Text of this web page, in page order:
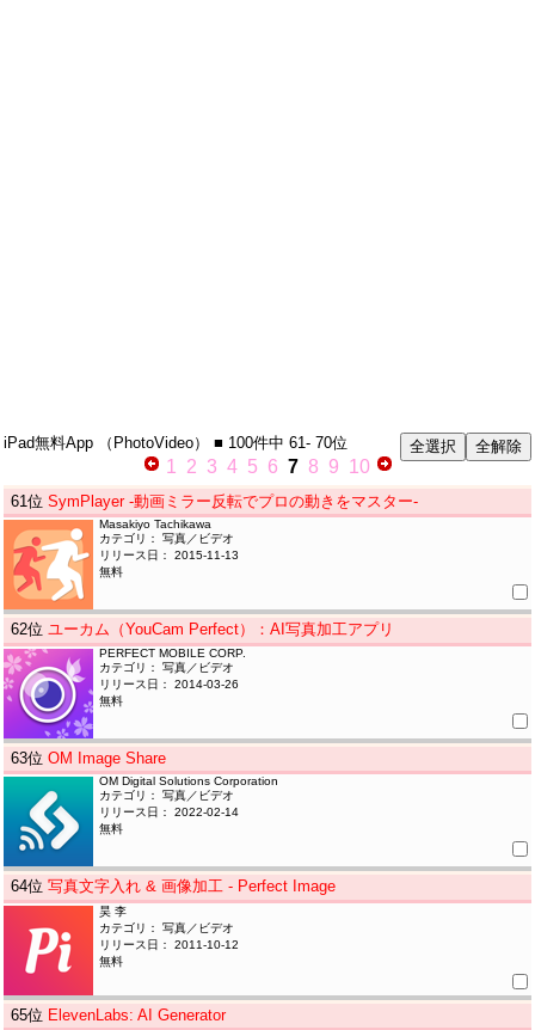
iPad無料App （PhotoVideo） ■ 100件中 61- 70位
1 2 3 4 5 6 7 8 9 10
61位SymPlayer -動画ミラー反転でプロの動きをマスター-
Masakiyo Tachikawa
カテゴリ： 写真／ビデオ
リリース日： 2015-11-13
無料
62位ユーカム（YouCam Perfect）：AI写真加工アプリ
PERFECT MOBILE CORP.
カテゴリ： 写真／ビデオ
リリース日： 2014-03-26
無料
63位OM Image Share
OM Digital Solutions Corporation
カテゴリ： 写真／ビデオ
リリース日： 2022-02-14
無料
64位写真文字入れ & 画像加工 - Perfect Image
昊 李
カテゴリ： 写真／ビデオ
リリース日： 2011-10-12
無料
65位 ElevenLabs: AI Generator